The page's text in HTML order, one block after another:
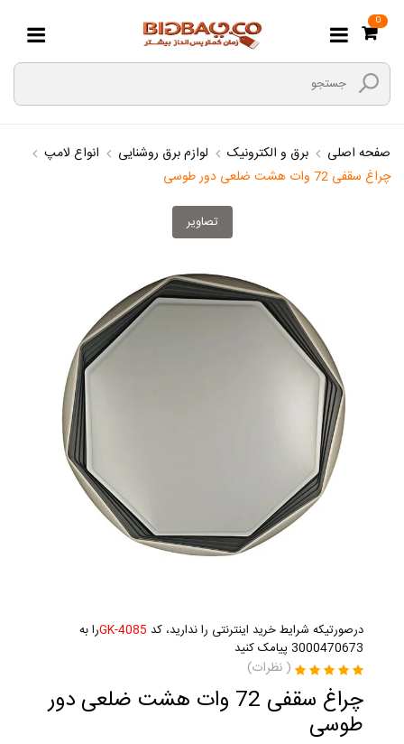
0
صفحه اصلی برق و الکترونیک لوازم برق روشنایی
انواع لامپ
چراغ سقفی 72 وات هشت ضلعی دور طوسی
تصاویر
درصورتیکه شرایط خرید اینترنتی را ندارید، کد GK-4085را به
3000470673 پیامک کنید
( نظرات)
چراغ سقفی 72 وات هشت ضلعی دور
طوسی